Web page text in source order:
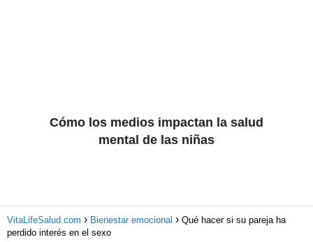
Cómo los medios impactan la salud
mental de las niñas
VitaLifeSalud.com Bienestar emocional
Qué hacer si su pareja ha
perdido interés en el sexo